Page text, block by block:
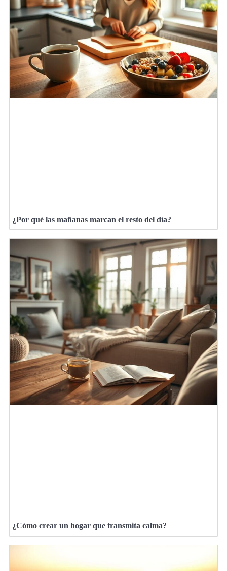
¿Por qué las mañanas marcan el resto del día?
¿Cómo crear un hogar que transmita calma?